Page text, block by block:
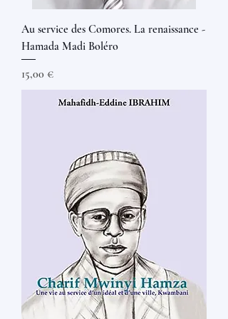
Au service des Comores. La renaissance -
Hamada Madi Boléro
Prix
15,00 €